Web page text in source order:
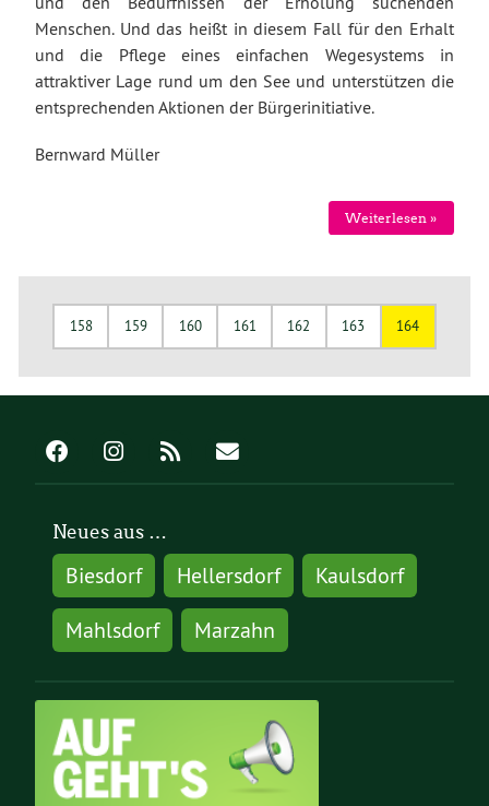
Menschen. Und das heißt in diesem Fall für den Erhalt
und die Pflege eines einfachen Wegesystems in
attraktiver Lage rund um den See und unterstützen die
entsprechenden Aktionen der Bürgerinitiative.
Bernward Müller
Weiterlesen »
158 159 160 161 162 163 164
Neues aus …
Biesdorf Hellersdorf
Kaulsdorf
Mahlsdorf
Marzahn